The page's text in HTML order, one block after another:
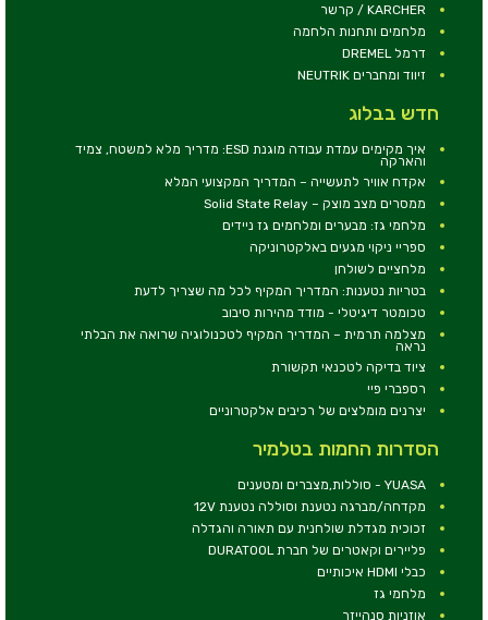
KARCHER / קרשר
מלחמים ותחנות הלחמה
דרמל DREMEL
זיווד ומחברים NEUTRIK
חדש בבלוג
איך מקימים עמדת עבודה מוגנת ESD: מדריך מלא למשטח, צמיד
והארקה
אקדח אוויר לתעשייה – המדריך המקצועי המלא
ממסרים מצב מוצק – Solid State Relay
מלחמי גז: מבערים ומלחמים גז ניידים
ספריי ניקוי מגעים באלקטרוניקה
מלחציים לשולחן
בטריות נטענות: המדריך המקיף לכל מה שצריך לדעת
טכומטר דיגיטלי - מודד מהירות סיבוב
מצלמה תרמית – המדריך המקיף לטכנולוגיה שרואה את הבלתי
נראה
ציוד בדיקה לטכנאי תקשורת
רספברי פיי
יצרנים מומלצים של רכיבים אלקטרוניים
הסדרות החמות בטלמיר
YUASA - סוללות,מצברים ומטענים
מקדחה/מברגה נטענת וסוללה נטענת 12V
זכוכית מגדלת שולחנית עם תאורה והגדלה
פליירים וקאטרים של חברת DURATOOL
כבלי HDMI איכותיים
מלחמי גז
אוזניות סנהייזר